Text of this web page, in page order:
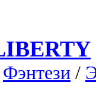
Фэнтези /